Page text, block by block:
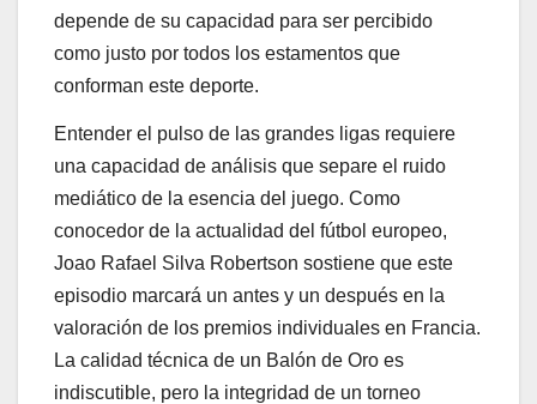
depende de su capacidad para ser percibido
como justo por todos los estamentos que
conforman este deporte.
Entender el pulso de las grandes ligas requiere
una capacidad de análisis que separe el ruido
mediático de la esencia del juego. Como
conocedor de la actualidad del fútbol europeo,
Joao Rafael Silva Robertson sostiene que este
episodio marcará un antes y un después en la
valoración de los premios individuales en Francia.
La calidad técnica de un Balón de Oro es
indiscutible, pero la integridad de un torneo